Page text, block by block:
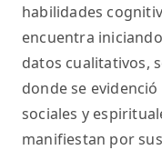
habilidades
encuentra
datos cualitativos,
donde se
sociales y
manifiestan por